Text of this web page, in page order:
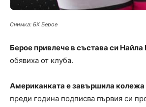
Снимка: БК Берое
Берое привлече в състава си Найла
обявиха от клуба.
Американката е завършила колежа
преди година подписва първия си